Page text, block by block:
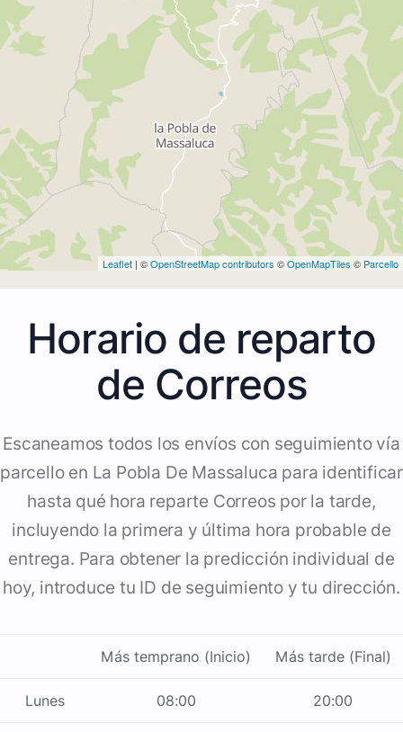
Leaflet | ©OpenStreetMap contributors ©OpenMapTiles © Parcello
Horario de reparto
de Correos
Escaneamos todos los envíos con seguimiento vía
parcello en La Pobla De Massaluca para identificar
hasta qué hora reparte Correos por la tarde,
incluyendo la primera y última hora probable de
entrega. Para obtener la predicción individual de
hoy, introduce tu ID de seguimiento y tu dirección.
Más temprano (Inicio) Más tarde (Final)
Lunes 08:00 20:00